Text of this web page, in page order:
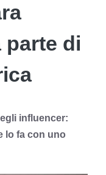
parte di
influencer:
lo fa con uno